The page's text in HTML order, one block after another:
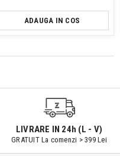
ADAUGA IN COS
LIVRARE IN 24h (L - V)
GRATUIT La comenzi > 399 Lei